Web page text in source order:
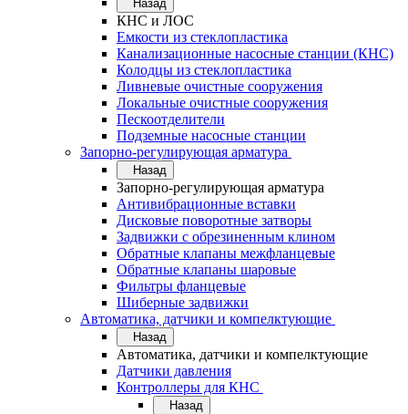
Назад
КНС и ЛОС
Емкости из стеклопластика
Канализационные насосные станции (КНС)
Колодцы из стеклопластика
Ливневые очистные сооружения
Локальные очистные сооружения
Пескоотделители
Подземные насосные станции
Запорно-регулирующая арматура
Назад
Запорно-регулирующая арматура
Антивибрационные вставки
Дисковые поворотные затворы
Задвижки с обрезиненным клином
Обратные клапаны межфланцевые
Обратные клапаны шаровые
Фильтры фланцевые
Шиберные задвижки
Автоматика, датчики и компелктующие
Назад
Автоматика, датчики и компелктующие
Датчики давления
Контроллеры для КНС
Назад